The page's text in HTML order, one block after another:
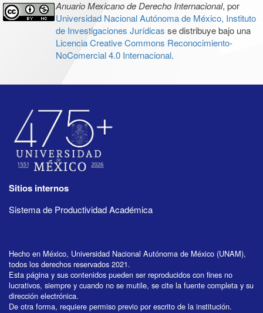
Anuario Mexicano de Derecho Internacional, por
Universidad Nacional Autónoma de México, Instituto
de Investigaciones Jurídicas se distribuye bajo una
Licencia Creative Commons Reconocimiento-
NoComercial 4.0 Internacional.
Sitios internos
Sistema de Productividad Académica
Hecho en México, Universidad Nacional Autónoma de México (UNAM),
todos los derechos reservados 2021.
Esta página y sus contenidos pueden ser reproducidos con fines no
lucrativos, siempre y cuando no se mutile, se cite la fuente completa y su
dirección electrónica.
De otra forma, requiere permiso previo por escrito de la institución.